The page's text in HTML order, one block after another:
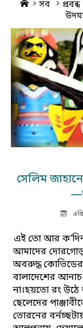
Home
সব প্রবন্ধ
সেলিম
এই তো আর
আমাদের
অবরুদ্ধ
বালাদেশের
না।হয়তো রং উঠে
ছেলেদের
তোরনের